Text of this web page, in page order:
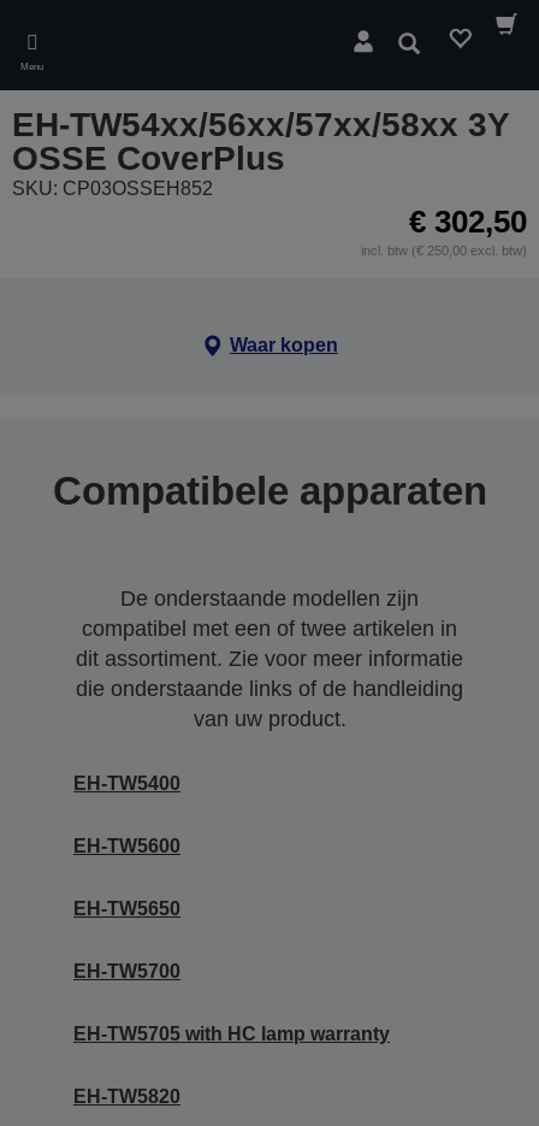
main
content
Menu
Zoeken
EH-TW54xx/56xx/57xx/58xx 3Y
OSSE CoverPlus
SKU: CP03OSSEH852
€ 302,50
incl. btw (€ 250,00 excl. btw)
Waar kopen
Compatibele apparaten
De onderstaande modellen zijn
compatibel met een of twee artikelen in
dit assortiment. Zie voor meer informatie
die onderstaande links of de handleiding
van uw product.
EH-TW5400
EH-TW5600
EH-TW5650
EH-TW5700
EH-TW5705 with HC lamp warranty
EH-TW5820